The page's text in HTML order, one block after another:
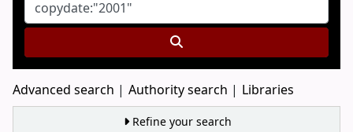
Advanced search Authority search Libraries
Refine your search